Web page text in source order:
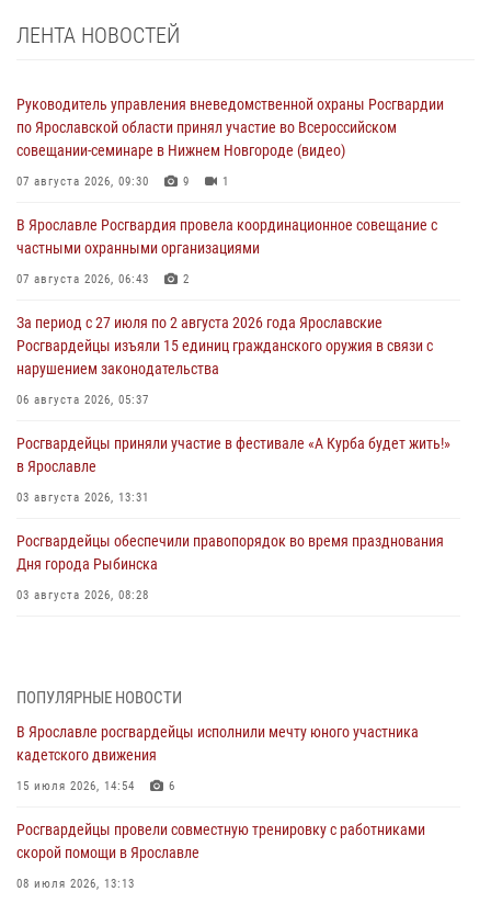
ЛЕНТА НОВОСТЕЙ
Руководитель управления вневедомственной охраны Росгвардии
по Ярославской области принял участие во Всероссийском
совещании-семинаре в Нижнем Новгороде (видео)
07 августа 2026, 09:30 9 1
В Ярославле Росгвардия провела координационное совещание с
частными охранными организациями
07 августа 2026, 06:43 2
За период с 27 июля по 2 августа 2026 года Ярославские
Росгвардейцы изъяли 15 единиц гражданского оружия в связи с
нарушением законодательства
06 августа 2026, 05:37
Росгвардейцы приняли участие в фестивале «А Курба будет жить!»
в Ярославле
03 августа 2026, 13:31
Росгвардейцы обеспечили правопорядок во время празднования
Дня города Рыбинска
03 августа 2026, 08:28
03 августа 2026, 07:24
Ярославские росгвардейцы за прошедшую неделю совершили
более 300 выездов по сигналам «тревога»
03 августа 2026, 07:09
Росгвардейцы оказали помощь беременной женщине во время
празднования Дня ВДВ в Ярославле
03 августа 2026, 06:20
ПОПУЛЯРНЫЕ НОВОСТИ
В Ярославле росгвардейцы исполнили мечту юного участника
кадетского движения
15 июля 2026, 14:54 6
Росгвардейцы провели совместную тренировку с работниками
скорой помощи в Ярославле
08 июля 2026, 13:13